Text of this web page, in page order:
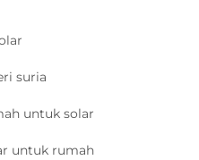
suria
untuk solar
untuk rumah